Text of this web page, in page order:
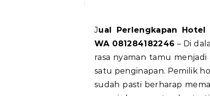
Jual Perlengkapan Hotel Pematangsiantar Harga Terjangkau, Hubungi
WA 081284182246 – Di
rasa nyaman tamu
satu penginapan. Pemilik
sudah pasti berharap